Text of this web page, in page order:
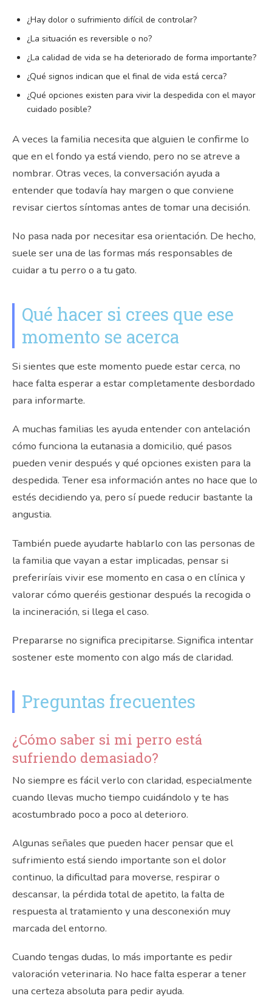
¿Hay dolor o sufrimiento difícil de controlar?
¿La situación es reversible o no?
¿La calidad de vida se ha deteriorado de forma importante?
¿Qué signos indican que el final de vida está cerca?
¿Qué opciones existen para vivir la despedida con el mayor
cuidado posible?
A veces la familia necesita que alguien le confirme lo
que en el fondo ya está viendo, pero no se atreve a
nombrar. Otras veces, la conversación ayuda a
entender que todavía hay margen o que conviene
revisar ciertos síntomas antes de tomar una decisión.
No pasa nada por necesitar esa orientación. De hecho,
suele ser una de las formas más responsables de
cuidar a tu perro o a tu gato.
Qué hacer si crees que ese
momento se acerca
Si sientes que este momento puede estar cerca, no
hace falta esperar a estar completamente desbordado
para informarte.
A muchas familias les ayuda entender con antelación
cómo funciona la eutanasia a domicilio, qué pasos
pueden venir después y qué opciones existen para la
despedida. Tener esa información antes no hace que lo
estés decidiendo ya, pero sí puede reducir bastante la
angustia.
También puede ayudarte hablarlo con las personas de
la familia que vayan a estar implicadas, pensar si
preferiríais vivir ese momento en casa o en clínica y
valorar cómo queréis gestionar después la recogida o
la incineración, si llega el caso.
Prepararse no significa precipitarse. Significa intentar
sostener este momento con algo más de claridad.
Preguntas frecuentes
¿Cómo saber si mi perro está
sufriendo demasiado?
No siempre es fácil verlo con claridad, especialmente
cuando llevas mucho tiempo cuidándolo y te has
acostumbrado poco a poco al deterioro.
Algunas señales que pueden hacer pensar que el
sufrimiento está siendo importante son el dolor
continuo, la dificultad para moverse, respirar o
descansar, la pérdida total de apetito, la falta de
respuesta al tratamiento y una desconexión muy
marcada del entorno.
Cuando tengas dudas, lo más importante es pedir
valoración veterinaria. No hace falta esperar a tener
una certeza absoluta para pedir ayuda.